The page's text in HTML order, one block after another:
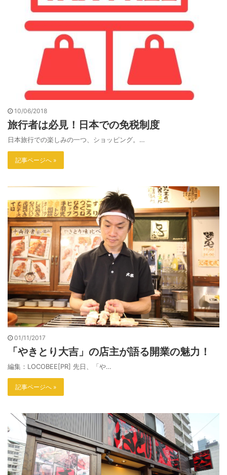
10/06/2018
旅行者は必見！日本での免税制度
日本旅行での楽しみの一つ、ショッピング。…
記事ページへ »
01/11/2017
「やきとり大吉」の店主が語る開業の魅力！
編集：LOCOBEE[PR] 先日、「や…
記事ページへ »